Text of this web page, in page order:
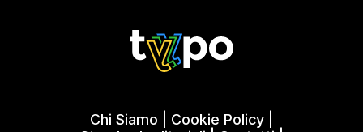
Chi Siamo Cookie Policy